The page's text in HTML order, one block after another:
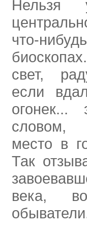
Нельзя
что-
свет,
если
словом,
место в
Так
века,